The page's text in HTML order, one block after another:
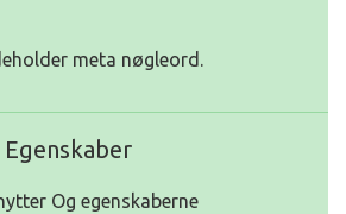
meta nøgleord.
Og egenskaberne